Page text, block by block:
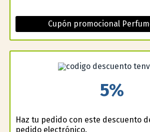
Cupón promocional
5%
Haz tu pedido con este descuento
pedido electrónico.